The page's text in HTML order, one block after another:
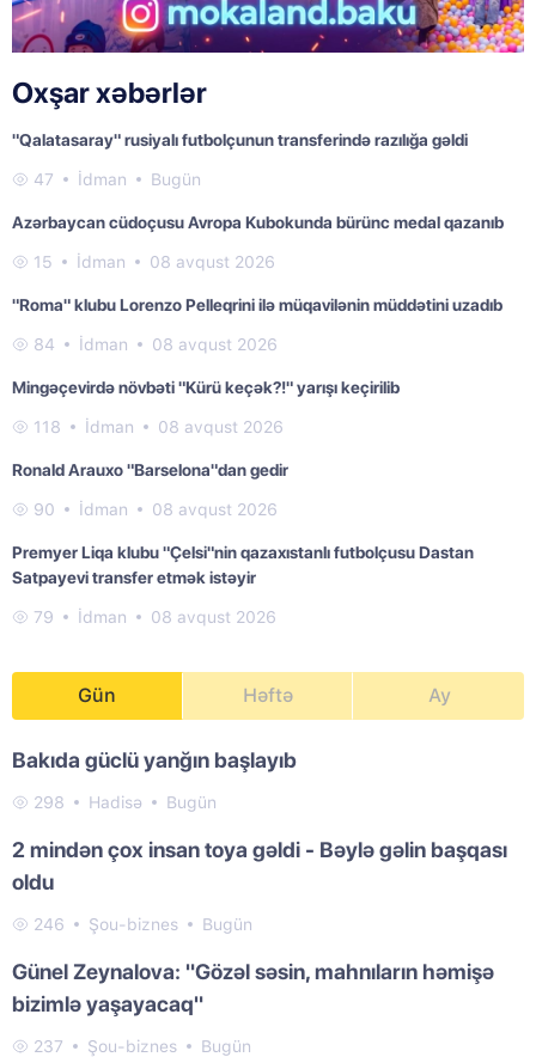
Oxşar xəbərlər
"Qalatasaray" rusiyalı futbolçunun transferində razılığa gəldi
47 İdman Bugün
Azərbaycan cüdoçusu Avropa Kubokunda bürünc medal qazanıb
15 İdman 08 avqust 2026
"Roma" klubu Lorenzo Pelleqrini ilə müqavilənin müddətini uzadıb
84 İdman 08 avqust 2026
Mingəçevirdə növbəti "Kürü keçək?!" yarışı keçirilib
118 İdman 08 avqust 2026
Ronald Arauxo "Barselona"dan gedir
90 İdman 08 avqust 2026
Premyer Liqa klubu "Çelsi"nin qazaxıstanlı futbolçusu Dastan
Satpayevi transfer etmək istəyir
79 İdman 08 avqust 2026
Gün Həftə Ay
Bakıda güclü yanğın başlayıb
298 Hadisə Bugün
2 mindən çox insan toya gəldi - Bəylə gəlin başqası
oldu
246 Şou-biznes Bugün
Günel Zeynalova: "Gözəl səsin, mahnıların həmişə
bizimlə yaşayacaq"
237 Şou-biznes Bugün